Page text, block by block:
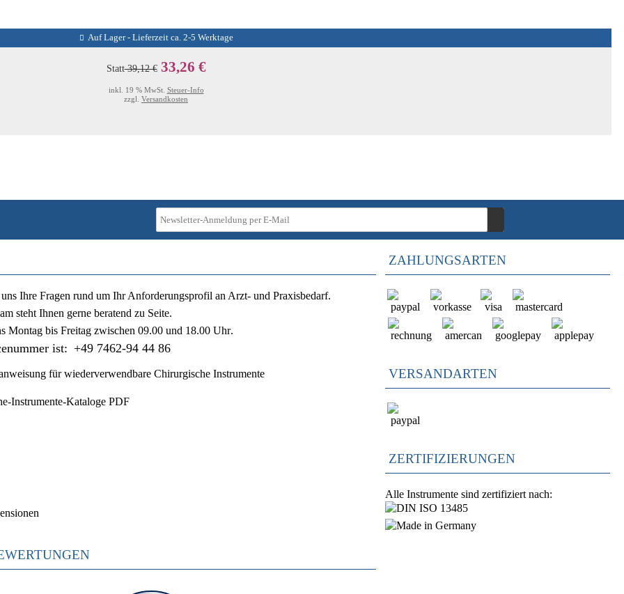
Auf Lager - Lieferzeit ca. 2-5 Werktage
Statt39,12 € 33,26 €
inkl. 19 % MwSt. Steuer-Info
zzgl. Versandkosten
Ihre Fragen rund um Ihr Anforderungsprofil an Arzt- und Praxisbedarf.
steht Ihnen gerne beratend zu Seite.
Montag bis Freitag zwischen 09.00 und 18.00 Uhr.
ist: +49 7462-94 44 86
für wiederverwendbare Chirurgische Instrumente
Instrumente-Kataloge PDF
ZAHLUNGSARTEN
VERSANDARTEN
ZERTIFIZIERUNGEN
Alle Instrumente sind zertifiziert nach: